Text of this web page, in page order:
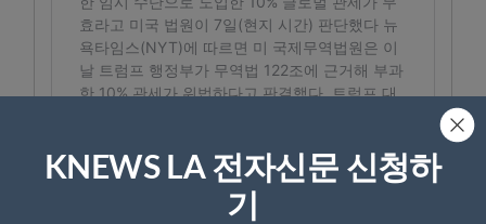
KNEWS LA 전자신문 신청하
기